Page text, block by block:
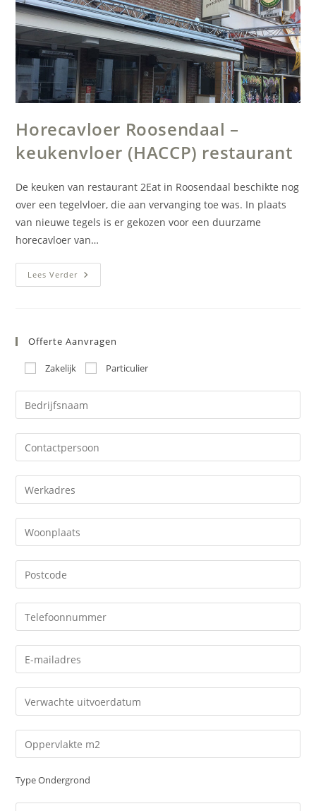
Horecavloer Roosendaal –
keukenvloer (HACCP) restaurant
De keuken van restaurant 2Eat in Roosendaal beschikte nog
over een tegelvloer, die aan vervanging toe was. In plaats
van nieuwe tegels is er gekozen voor een duurzame
horecavloer van…
Lees VerderHorecavloer
Roosendaal
Offerte Aanvragen
Zakelijk Particulier
Type Ondergrond